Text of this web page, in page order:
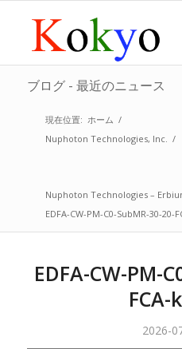
ブログ - 最近のニュース
現在位置: ホーム /
Nuphoton Technologies, Inc. /
Nuphoton Technologies –
EDFA-CW-PM-C0-SubMR-30-20-
EDFA-CW-PM-
FCA-
2026-